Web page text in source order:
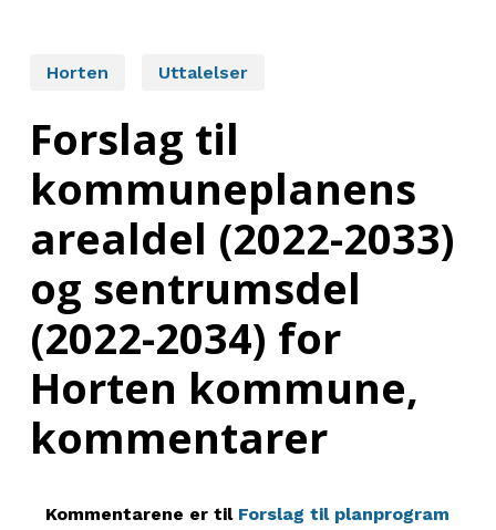
Horten Uttalelser
Forslag til
kommuneplanens
arealdel (2022-2033)
og sentrumsdel
(2022-2034) for
Horten kommune,
kommentarer
Kommentarene er til Forslag til planprogram